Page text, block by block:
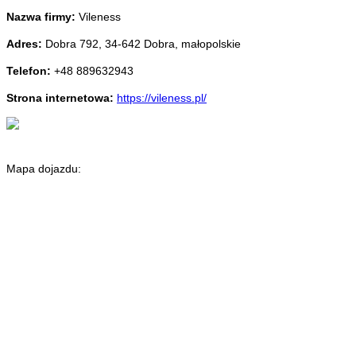
Nazwa firmy: Vileness
Adres: Dobra 792 34-642 Dobra małopolskie
Telefon: +48 889632943
Strona internetowa: https://vileness.pl/
Mapa dojazdu: